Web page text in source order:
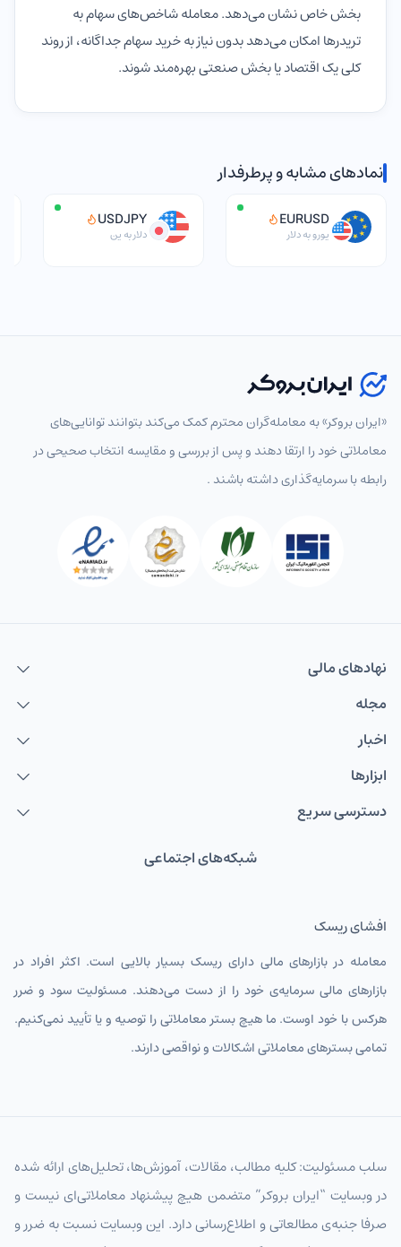
بخش خاص نشان می‌دهد. معامله شاخص‌های سهام به
تریدرها امکان می‌دهد بدون نیاز به خرید سهام جداگانه، از روند
کلی یک اقتصاد یا بخش صنعتی بهره‌مند شوند.
نمادهای مشابه و پرطرفدار
EURUSD
یورو به دلار
USDJPY
دلار به ین
انتخاب نماد
پرطرفدار همه
EURUSD یورو به دلار
USDJPY
TMTIRT
دلار آمریکا
GBPIRT
CHFIRT فرانک سوئیس
CADIRT دلار کانادا
NZDIRT دلار نیوزیلند تومان
AEDIRT درهم امارات
SARIRT ریال عربستان تومان
«ایران بروکر» به معامله‌گران محترم کمک می‌کند بتوانند توانایی‌های
معاملاتی خود را ارتقا دهند و پس از بررسی و مقایسه انتخاب‌ صحیحی در
رابطه با سرمایه‌گذاری داشته باشند .
نهاد‌های مالی
مجله
اخبار
ابزارها
دسترسی سریع
شبکه‌های اجتماعی
افشای ریسک
معامله در بازارهای مالی دارای ریسک بسیار بالایی است. اکثر افراد در
بازارهای مالی سرمایه‌ی خود را از دست می‌دهند. مسئولیت سود و ضرر
هرکس با خود اوست. ما هیچ بستر معاملاتی را توصیه و یا تأیید نمی‌کنیم.
تمامی بسترهای معاملاتی اشکالات و نواقصی دارند.
سلب مسئولیت: کلیه مطالب، مقالات، آموزش‌ها، تحلیل‌های ارائه شده
در وبسایت “ایران بروکر” متضمن هیچ پیشنهاد معاملاتی‌ای نیست و
صرفا جنبه‌ی مطالعاتی و اطلاع‌رسانی دارد. این وبسایت نسبت به ضرر و